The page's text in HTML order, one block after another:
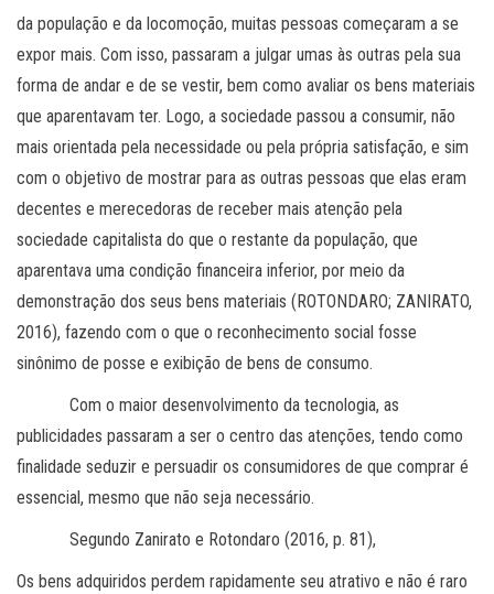
da população e da locomoção, muitas pessoas começaram a se
expor mais. Com isso, passaram a julgar umas às outras pela sua
forma de andar e de se vestir, bem como avaliar os bens materiais
que aparentavam ter. Logo, a sociedade passou a consumir, não
mais orientada pela necessidade ou pela própria satisfação, e sim
com o objetivo de mostrar para as outras pessoas que elas eram
decentes e merecedoras de receber mais atenção pela
sociedade capitalista do que o restante da população, que
aparentava uma condição financeira inferior, por meio da
demonstração dos seus bens materiais (ROTONDARO; ZANIRATO,
2016), fazendo com o que o reconhecimento social fosse
sinônimo de posse e exibição de bens de consumo.
Com o maior desenvolvimento da tecnologia, as
publicidades passaram a ser o centro das atenções, tendo como
finalidade seduzir e persuadir os consumidores de que comprar é
essencial, mesmo que não seja necessário.
Segundo Zanirato e Rotondaro (2016, p. 81),
Os bens adquiridos perdem rapidamente seu atrativo e não é raro